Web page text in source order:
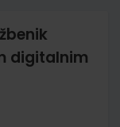
digitalnim